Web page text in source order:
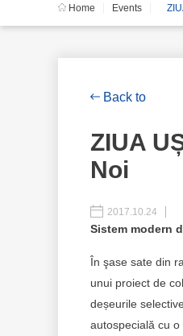
Home Events
Back to
ZIUA
Noi
2017.10.24
Sistem modern
În şase sate din
unui proiect de
deșeurile
autospecială cu